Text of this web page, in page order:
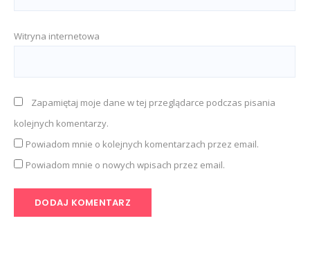
Witryna internetowa
Zapamiętaj moje dane w tej przeglądarce podczas pisania
kolejnych komentarzy.
Powiadom mnie o kolejnych komentarzach przez email.
Powiadom mnie o nowych wpisach przez email.